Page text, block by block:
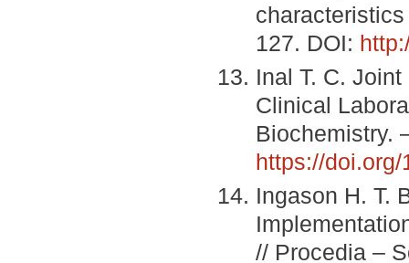
127. DOI:
Inal T. C.
Clinical
Biochemistry.
https://
Ingason H. T.
// Procedia –